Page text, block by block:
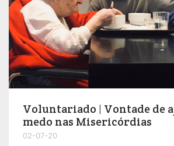
Voluntariado | Vontade de
medo nas Misericórdias
02-07-20